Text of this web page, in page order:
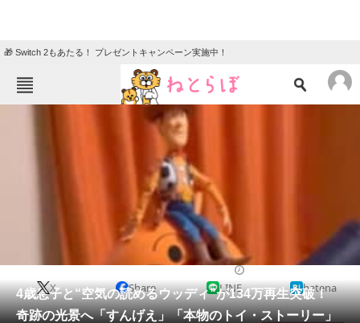
🎁 Switch 2もあたる！ プレゼントキャンペーン実施中！
クイズ
地域
教育・育児
リサーチ
会員記事
4歳息子と“空気の読めるウッディ”が134万再生突破！
奇跡の光景へ「すんげえ」「本物のトイ・ストーリー」
X Share LINE hatena